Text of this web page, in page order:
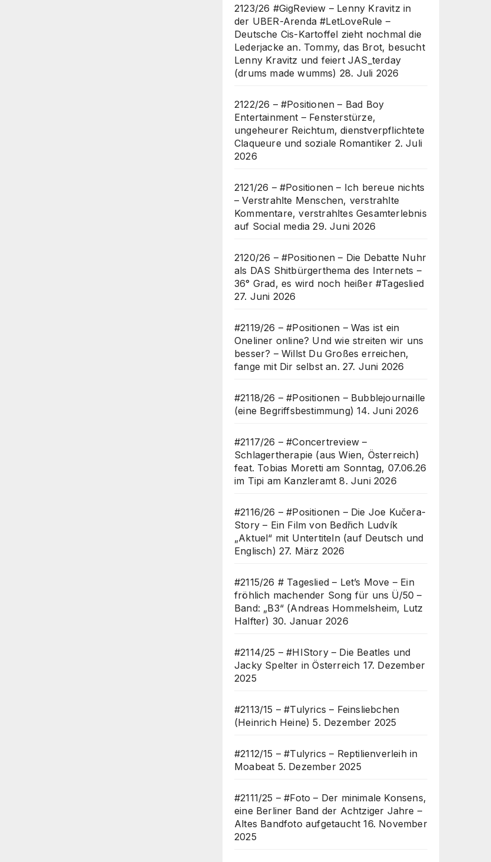
2123/26 #GigReview – Lenny Kravitz in
der UBER-Arenda #LetLoveRule –
Deutsche Cis-Kartoffel zieht nochmal die
Lederjacke an. Tommy, das Brot, besucht
Lenny Kravitz und feiert JAS_terday
(drums made wumms) 28. Juli 2026
2122/26 – #Positionen – Bad Boy
Entertainment – Fensterstürze,
ungeheurer Reichtum, dienstverpflichtete
Claqueure und soziale Romantiker 2. Juli
2026
2121/26 – #Positionen – Ich bereue nichts
– Verstrahlte Menschen, verstrahlte
Kommentare, verstrahltes Gesamterlebnis
auf Social media 29. Juni 2026
2120/26 – #Positionen – Die Debatte Nuhr
als DAS Shitbürgerthema des Internets –
36° Grad, es wird noch heißer #Tageslied
27. Juni 2026
#2119/26 – #Positionen – Was ist ein
Oneliner online? Und wie streiten wir uns
besser? – Willst Du Großes erreichen,
fange mit Dir selbst an. 27. Juni 2026
#2118/26 – #Positionen – Bubblejournaille
(eine Begriffsbestimmung) 14. Juni 2026
#2117/26 – #Concertreview –
Schlagertherapie (aus Wien, Österreich)
feat. Tobias Moretti am Sonntag, 07.06.26
im Tipi am Kanzleramt 8. Juni 2026
#2116/26 – #Positionen – Die Joe Kučera-
Story – Ein Film von Bedřich Ludvík
„Aktuel“ mit Untertiteln (auf Deutsch und
Englisch) 27. März 2026
#2115/26 # Tageslied – Let’s Move – Ein
fröhlich machender Song für uns Ü/50 –
Band: „B3“ (Andreas Hommelsheim, Lutz
Halfter) 30. Januar 2026
#2114/25 – #HIStory – Die Beatles und
Jacky Spelter in Österreich 17. Dezember
2025
#2113/15 – #Tulyrics – Feinsliebchen
(Heinrich Heine) 5. Dezember 2025
#2112/15 – #Tulyrics – Reptilienverleih in
Moabeat 5. Dezember 2025
#2111/25 – #Foto – Der minimale Konsens,
eine Berliner Band der Achtziger Jahre –
Altes Bandfoto aufgetaucht 16. November
2025